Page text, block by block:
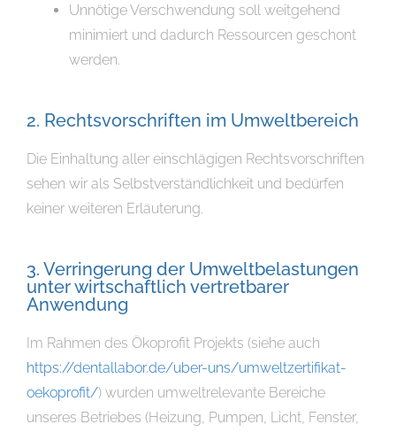
Unnötige Verschwendung soll weitgehend
minimiert und dadurch Ressourcen geschont
werden.
2. Rechtsvorschriften im Umweltbereich
Die Einhaltung aller einschlägigen Rechtsvorschriften
sehen wir als Selbstverständlichkeit und bedürfen
keiner weiteren Erläuterung.
3. Verringerung der Umweltbelastungen
unter wirtschaftlich vertretbarer
Anwendung
Im Rahmen des Ökoprofit Projekts (siehe auch
https://dentallabor.de/uber-uns/umweltzertifikat-
oekoprofit/) wurden umweltrelevante Bereiche
unseres Betriebes (Heizung, Pumpen, Licht, Fenster,